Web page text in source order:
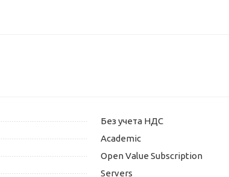
Без учета НДС
Academic
Open Value Subscription
Servers